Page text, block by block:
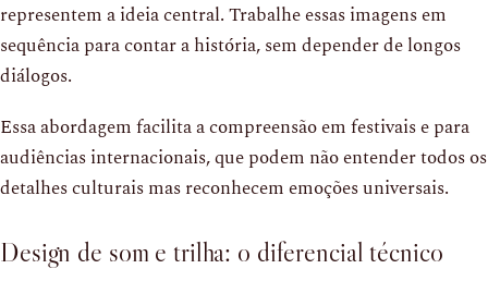
representem a ideia central. Trabalhe essas imagens em
sequência para contar a história, sem depender de longos
diálogos.
Essa abordagem facilita a compreensão em festivais e para
audiências internacionais, que podem não entender todos os
detalhes culturais mas reconhecem emoções universais.
Design de som e trilha: o diferencial técnico